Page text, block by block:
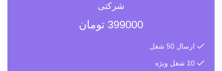
شرکتی
399000 تومان
ارسال 50 شغل
10 شغل ویژه